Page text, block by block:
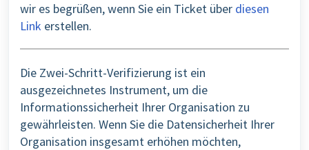
wir es begrüßen, wenn Sie ein Ticket über diesen
Link erstellen.
Die Zwei-Schritt-Verifizierung ist ein
ausgezeichnetes Instrument, um die
Informationssicherheit Ihrer Organisation zu
gewährleisten. Wenn Sie die Datensicherheit Ihrer
Organisation insgesamt erhöhen möchten,